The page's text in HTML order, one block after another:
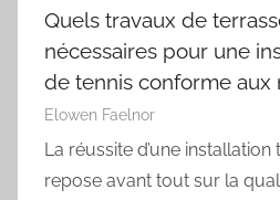
Quels travaux de
nécessaires pour une
de tennis conforme aux
Elowen Faelnor
La réussite d’une installation
repose avant tout sur la